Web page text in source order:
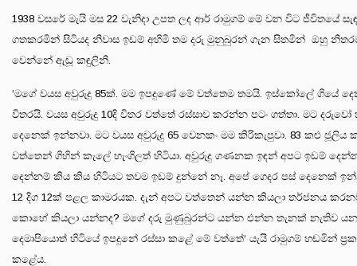
1938 වසරේ මැයි මස 22 වැනිදා උපත ලද ආර් රාමුගම් මේ වන විට ජීවිතයේ
ගතකරමින් සිටියද නිවාස ඉඩම් අහිමි තම දරු මුනුබුරන් ගැන සිතමින් ඔහු
වෙන්නේ ඇඬූ කඳුලිනි.
‘මගේ වයස අවුරුදු 85ක්. මම ඉපදුණේ මේ වත්තෙම තමයි. ඉස්කෝලේ ගියේ
විතරයි. වයස අවුරුදු 10දි විතර වත්තේ රස්සාව කරන්න පටං ගත්තා. මට දරුවෝ
දෙනෙක් ඉන්නවා. මට වයස අවුරුදු 65 වෙනකං මම කිරිකැපුවා. 83 කළු ජූලිය
වත්තෙන් ගිහින් කැලේ හැංගිලත් හිටියා. අවුරුදු ගණනක ඉඳන් අපට ඉඩම්
දෙන්නම් කිය කිය හිටියට තවම ඉඩම් දුන්නේ නෑ. අපේ ගෙදර පස් දෙනෙක්
12 දිග 12ක් පළල කාමරයක. දැන් අපට වත්තෙන් යන්න කියලා තර්ජනය
කොහේ කියලා යන්නද? මගේ දරු මුණුබුරන්ට යන්න එන්න තැනක් නැතිව
දෙමාපියොත් හිටියේ ඉපදුනේ රස්සා කළේ මේ වත්තේ‘ යැයි රාමුගම් හඬමින්
කළේය.